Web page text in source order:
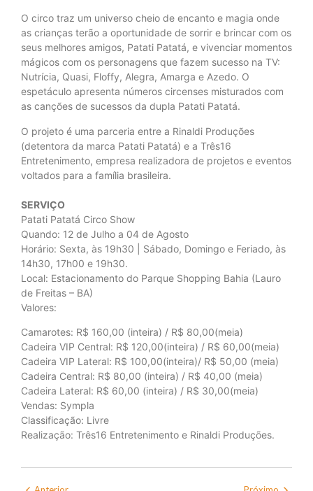
O circo traz um universo cheio de encanto e magia onde
as crianças terão a oportunidade de sorrir e brincar com os
seus melhores amigos, Patati Patatá, e vivenciar momentos
mágicos com os personagens que fazem sucesso na TV:
Nutrícia, Quasi, Floffy, Alegra, Amarga e Azedo. O
espetáculo apresenta números circenses misturados com
as canções de sucessos da dupla Patati Patatá.
O projeto é uma parceria entre a Rinaldi Produções
(detentora da marca Patati Patatá) e a Três16
Entretenimento, empresa realizadora de projetos e eventos
voltados para a família brasileira.
SERVIÇO
Patati Patatá Circo Show
Quando: 12 de Julho a 04 de Agosto
Horário: Sexta, às 19h30 | Sábado, Domingo e Feriado, às
14h30, 17h00 e 19h30.
Local: Estacionamento do Parque Shopping Bahia (Lauro
de Freitas – BA)
Valores:
Camarotes: R$ 160,00 (inteira) / R$ 80,00(meia)
Cadeira VIP Central: R$ 120,00(inteira) / R$ 60,00(meia)
Cadeira VIP Lateral: R$ 100,00(inteira)/ R$ 50,00 (meia)
Cadeira Central: R$ 80,00 (inteira) / R$ 40,00 (meia)
Cadeira Lateral: R$ 60,00 (inteira) / R$ 30,00(meia)
Vendas: Sympla
Classificação: Livre
Realização: Três16 Entretenimento e Rinaldi Produções.